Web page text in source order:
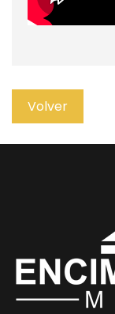
Volver